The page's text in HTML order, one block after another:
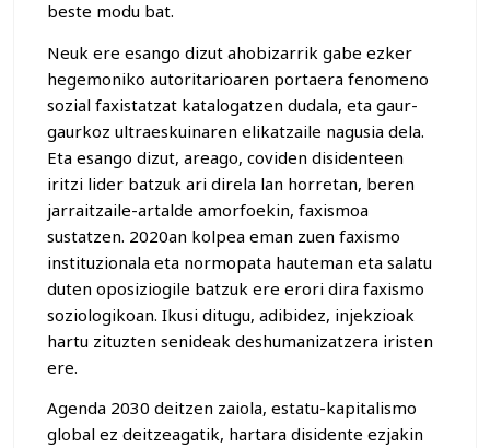
beste modu bat.
Neuk ere esango dizut ahobizarrik gabe ezker
hegemoniko autoritarioaren portaera fenomeno
sozial faxistatzat katalogatzen dudala, eta gaur-
gaurkoz ultraeskuinaren elikatzaile nagusia dela.
Eta esango dizut, areago, coviden disidenteen
iritzi lider batzuk ari direla lan horretan, beren
jarraitzaile-artalde amorfoekin, faxismoa
sustatzen. 2020an kolpea eman zuen faxismo
instituzionala eta normopata hauteman eta salatu
duten oposiziogile batzuk ere erori dira faxismo
soziologikoan. Ikusi ditugu, adibidez, injekzioak
hartu zituzten senideak deshumanizatzera iristen
ere.
Agenda 2030 deitzen zaiola, estatu-kapitalismo
global ez deitzeagatik, hartara disidente ezjakin